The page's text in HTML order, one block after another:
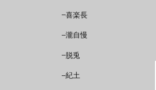
喜楽長
瀧自慢
脱兎
紀土